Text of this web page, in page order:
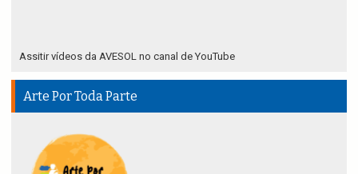
Assitir vídeos da AVESOL no canal de YouTube
Arte Por Toda Parte